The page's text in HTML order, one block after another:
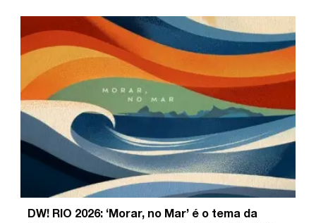
DW! RIO 2026: ‘Morar, no Mar’ é o tema da